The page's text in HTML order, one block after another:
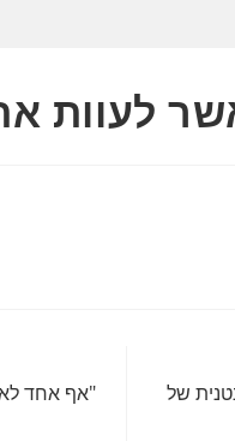
לעוות
של
"אף אחד לא